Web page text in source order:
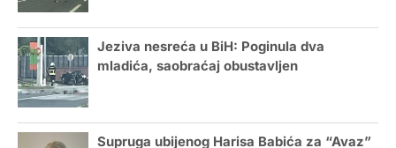
Jeziva nesreća u BiH: Poginula dva
mladića, saobraćaj obustavljen
Supruga ubijenog Harisa Babića za “Avaz”